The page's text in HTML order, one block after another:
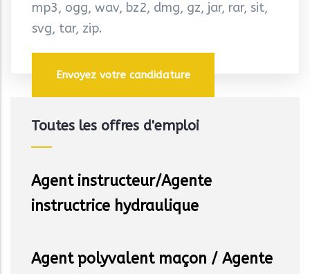
mp3, ogg, wav, bz2, dmg, gz, jar, rar, sit,
svg, tar, zip.
Toutes les offres d'emploi
Agent instructeur/Agente
instructrice hydraulique
Agent polyvalent maçon / Agente